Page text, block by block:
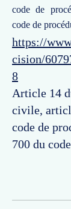
code de
code de
https://
cision/
8
Article 14
civile,
code de
700 du